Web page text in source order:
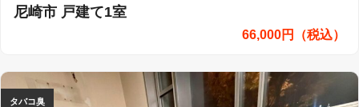
尼崎市 戸建て1室
66,000円（税込）
タバコ臭